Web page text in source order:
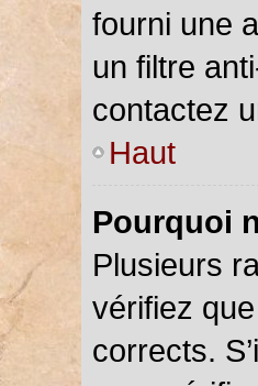
fourni une
un filtre
contactez
Haut
Pourquoi
Plusieurs
vérifiez
corrects.